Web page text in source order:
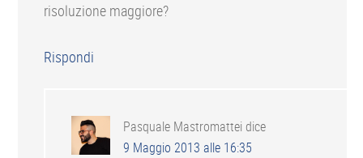
risoluzione maggiore?
Rispondi
Pasquale Mastromattei dice
9 Maggio 2013 alle 16:35